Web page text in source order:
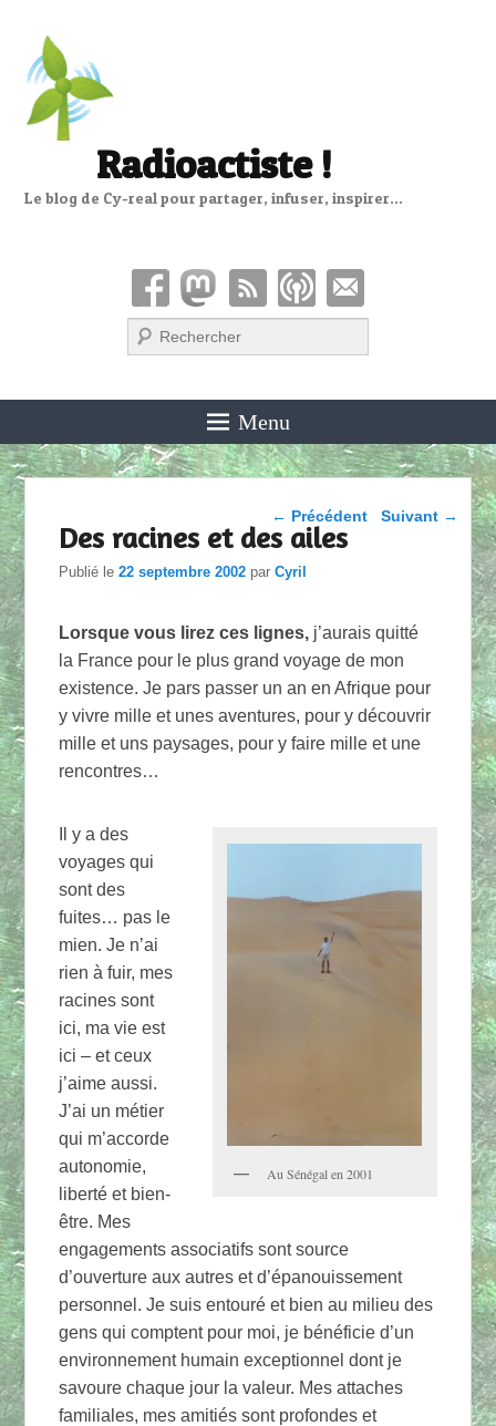
Radioactiste !
Le blog de Cy-real pour partager, infuser, inspirer…
Recherche
Menu
Parcourir les articles
← Précédent Suivant →
Des racines et des ailes
Publié le22 septembre 2002 parCyril
Lorsque vous lirez ces lignes, j’aurais quitté
la France pour le plus grand voyage de mon
existence. Je pars passer un an en Afrique pour
y vivre mille et unes aventures, pour y découvrir
mille et uns paysages, pour y faire mille et une
rencontres…
Au Sénégal en 2001
Il y a des
voyages qui
sont des
fuites… pas le
mien. Je n’ai
rien à fuir, mes
racines sont
ici, ma vie est
ici – et ceux
j’aime aussi.
J’ai un métier
qui m’accorde
autonomie,
liberté et bien-
être. Mes
engagements associatifs sont source
d’ouverture aux autres et d’épanouissement
personnel. Je suis entouré et bien au milieu des
gens qui comptent pour moi, je bénéficie d’un
environnement humain exceptionnel dont je
savoure chaque jour la valeur. Mes attaches
familiales, mes amitiés sont profondes et